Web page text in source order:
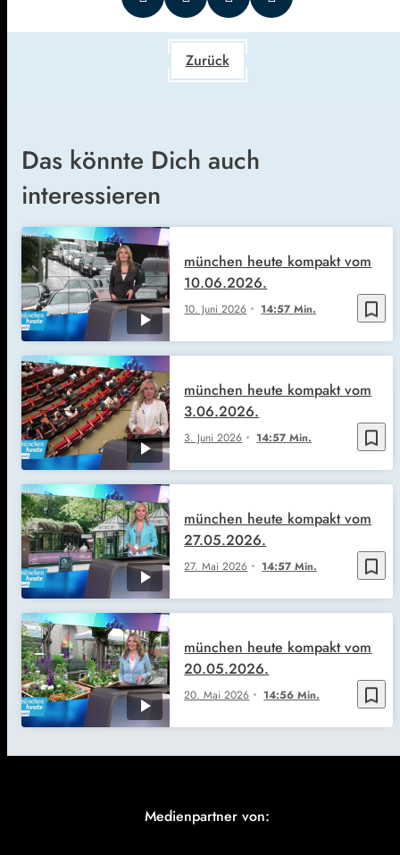
Zurück
Das könnte Dich auch
interessieren
bookmark_border
10. Juni 2026 14:57 Min.
münchen heute kompakt vom
10.06.2026.
bookmark_border
3. Juni 2026 14:57 Min.
münchen heute kompakt vom
3.06.2026.
bookmark_border
27. Mai 2026 14:57 Min.
münchen heute kompakt vom
27.05.2026.
bookmark_border
20. Mai 2026 14:56 Min.
münchen heute kompakt vom
20.05.2026.
Medienpartner von: